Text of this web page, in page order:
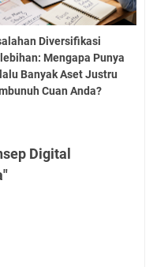
Diversifikasi
Mengapa Punya
Banyak Aset Justru
Cuan Anda?
Digital